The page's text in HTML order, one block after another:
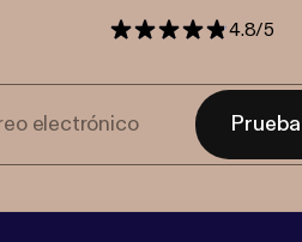
4.8/5